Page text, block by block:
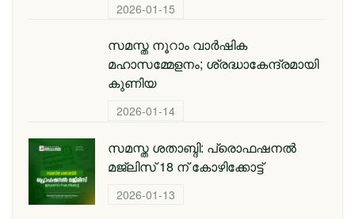
2026-01-15
സമസ്ത നൂറാം വാർഷിക
മഹാസമ്മേളനം; ശ്രദ്ധാകേന്ദ്രമായി
കുണിയ
2026-01-14
സമസ്ത ശതാബ്ദി: പ്രൊഫഷനൽ
മജ്‌ലിസ് 18 ന് കോഴിക്കോട്ട്
2026-01-13